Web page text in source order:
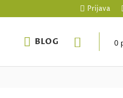
Prijava
BLOG 0